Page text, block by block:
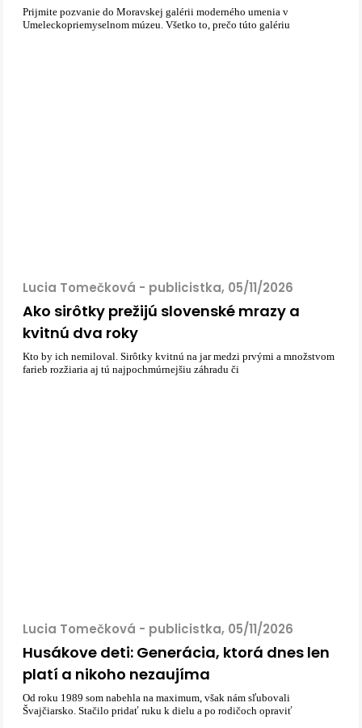
Prijmite pozvanie do Moravskej galérii moderného umenia v
Umeleckopriemyselnom múzeu. Všetko to, prečo túto galériu
Lucia Tomečková - publicistka, 05/11/2026
Ako sirôtky prežijú slovenské mrazy a
kvitnú dva roky
Kto by ich nemiloval. Sirôtky kvitnú na jar medzi prvými a množstvom
farieb rozžiaria aj tú najpochmúrnejšiu záhradu či
Lucia Tomečková - publicistka, 05/11/2026
Husákove deti: Generácia, ktorá dnes len
platí a nikoho nezaujíma
Od roku 1989 som nabehla na maximum, však nám sľubovali
Švajčiarsko. Stačilo pridať ruku k dielu a po rodičoch opraviť